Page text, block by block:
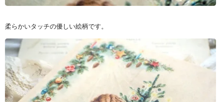
柔らかいタッチの優しい絵柄です。